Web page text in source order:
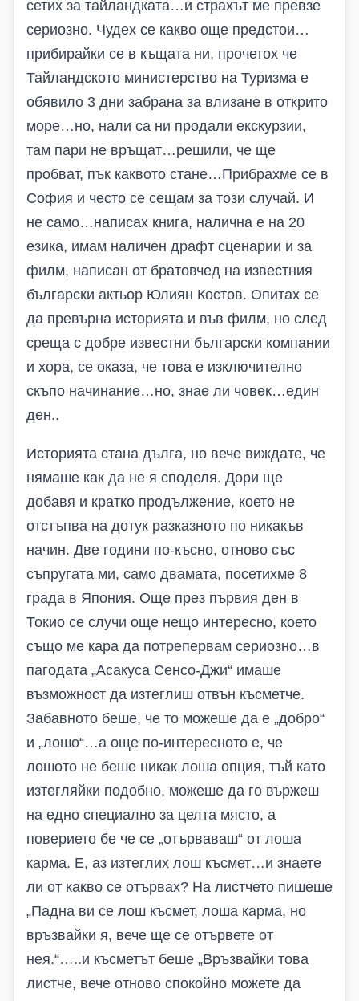
сетих за тайландката…и страхът ме превзе
сериозно. Чудех се какво още предстои…
прибирайки се в къщата ни, прочетох че
Тайландското министерство на Туризма е
обявило 3 дни забрана за влизане в открито
море…но, нали са ни продали екскурзии,
там пари не връщат…решили, че ще
пробват, пък каквото стане…Прибрахме се в
София и често се сещам за този случай. И
не само…написах книга, налична е на 20
езика, имам наличен драфт сценарии и за
филм, написан от братовчед на известния
български актьор Юлиян Костов. Опитах се
да превърна историята и във филм, но след
среща с добре известни български компании
и хора, се оказа, че това е изключително
скъпо начинание…но, знае ли човек…един
ден..
Историята стана дълга, но вече виждате, че
нямаше как да не я споделя. Дори ще
добавя и кратко продължение, което не
отстъпва на дотук разказното по никакъв
начин. Две години по-късно, отново със
съпругата ми, само двамата, посетихме 8
града в Япония. Още през първия ден в
Токио се случи още нещо интересно, което
също ме кара да потрепервам сериозно…в
пагодата „Асакуса Сенсо-Джи“ имаше
възможност да изтеглиш отвън късметче.
Забавното беше, че то можеше да е „добро“
и „лошо“…а още по-интересното е, че
лошото не беше никак лоша опция, тъй като
изтегляйки подобно, можеше да го вържеш
на едно специално за целта място, а
поверието бе че се „отърваваш“ от лоша
карма. Е, аз изтеглих лош късмет…и знаете
ли от какво се отървах? На листчето пишеше
„Падна ви се лош късмет, лоша карма, но
връзвайки я, вече ще се отървете от
нея.“…..и късметът беше „Връзвайки това
листче, вече отново спокойно можете да